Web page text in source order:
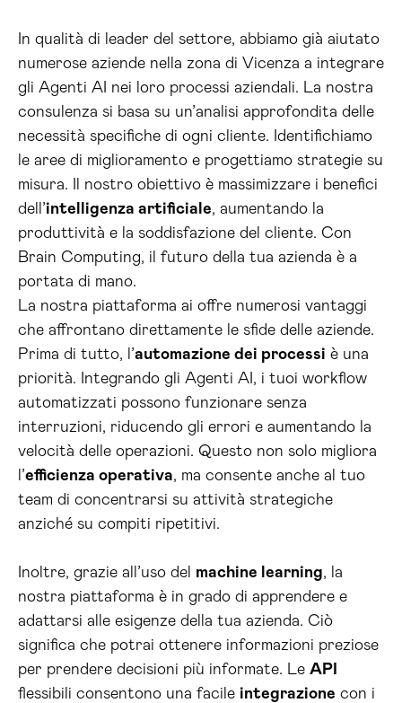
In qualità di leader del settore, abbiamo già aiutato
numerose aziende nella zona di Vicenza a integrare
gli Agenti AI nei loro processi aziendali. La nostra
consulenza si basa su un’analisi approfondita delle
necessità specifiche di ogni cliente. Identifichiamo
le aree di miglioramento e progettiamo strategie su
misura. Il nostro obiettivo è massimizzare i benefici
dell’intelligenza artificiale, aumentando la
produttività e la soddisfazione del cliente. Con
Brain Computing, il futuro della tua azienda è a
portata di mano.
La nostra piattaforma ai offre numerosi vantaggi
che affrontano direttamente le sfide delle aziende.
Prima di tutto, l’automazione dei processi è una
priorità. Integrando gli Agenti AI, i tuoi workflow
automatizzati possono funzionare senza
interruzioni, riducendo gli errori e aumentando la
velocità delle operazioni. Questo non solo migliora
l’efficienza operativa, ma consente anche al tuo
team di concentrarsi su attività strategiche
anziché su compiti ripetitivi.
Inoltre, grazie all’uso del machine learning, la
nostra piattaforma è in grado di apprendere e
adattarsi alle esigenze della tua azienda. Ciò
significa che potrai ottenere informazioni preziose
per prendere decisioni più informate. Le API
flessibili consentono una facile integrazione con i